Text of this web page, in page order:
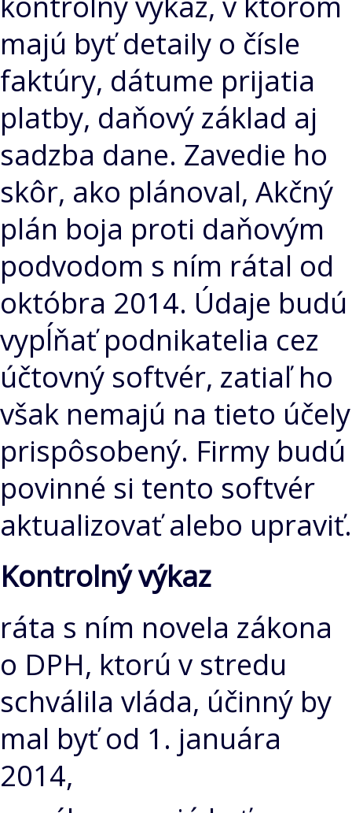
majú byť detaily o čísle
faktúry, dátume prijatia
platby, daňový základ aj
sadzba dane. Zavedie ho
skôr, ako plánoval, Akčný
plán boja proti daňovým
podvodom s ním rátal od
októbra 2014. Údaje budú
vypĺňať podnikatelia cez
účtovný softvér, zatiaľ ho
však nemajú na tieto účely
prispôsobený. Firmy budú
povinné si tento softvér
aktualizovať alebo upraviť.
Kontrolný výkaz
ráta s ním novela zákona
o DPH, ktorú v stredu
schválila vláda, účinný by
mal byť od 1. januára
2014,